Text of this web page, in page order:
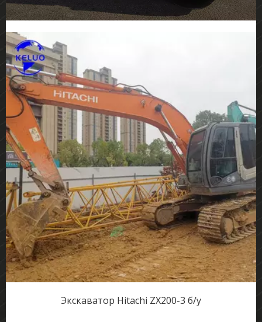
Экскаватор Hitachi ZX200-3 б/у